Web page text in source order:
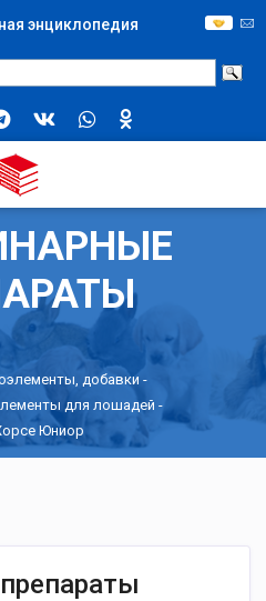
энциклопедия
добавки -
для лошадей -
Юниор